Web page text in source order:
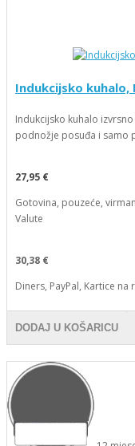
Indukcijsko kuhalo,
Indukcijsko kuhalo
podnožje posuđa i samo
27,95 €
Gotovina, pouzeće,
Valute
30,38 €
Diners, PayPal, Kartice na
DODAJ U KOŠARICU